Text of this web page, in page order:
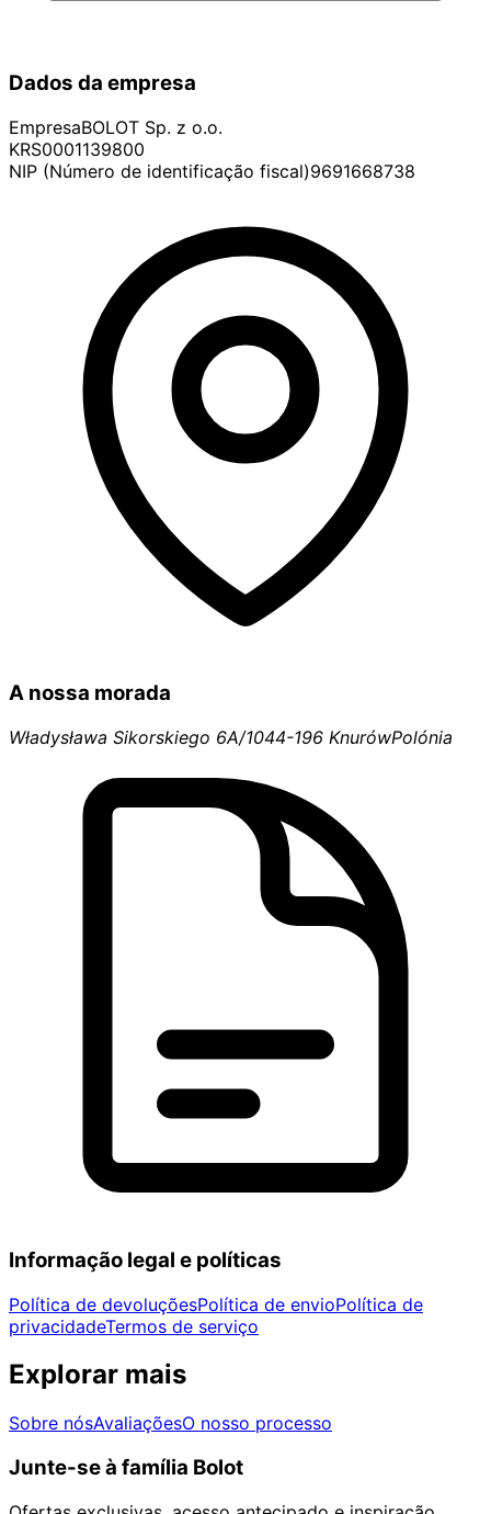
Dados da empresa
EmpresaBOLOT Sp. z o.o.
KRS0001139800
NIP (Número de identificação fiscal)9691668738
A nossa morada
Władysława Sikorskiego 6A/1044-196 KnurówPolónia
Informação legal e políticas
Política de devoluçõesPolítica de envioPolítica de
privacidadeTermos de serviço
Explorar mais
Sobre nósAvaliaçõesO nosso processo
Junte-se à família Bolot